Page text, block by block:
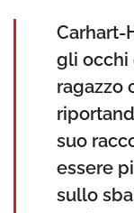
Carhart-
gli occhi
ragazzo
suo
essere
sullo